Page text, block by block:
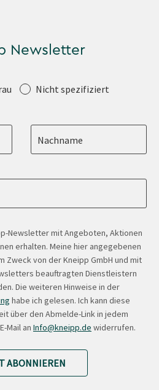
Newsletter
Nicht spezifiziert
Nachname
Newsletter mit Angeboten, Aktionen
erhalten. Meine hier angegebenen
Zweck von der Kneipp GmbH und mit
beauftragten Dienstleistern
Die weiteren Hinweise in der
habe ich gelesen. Ich kann diese
über den Abmelde-Link in jedem
Mail an Info@kneipp.de widerrufen.
ABONNIEREN